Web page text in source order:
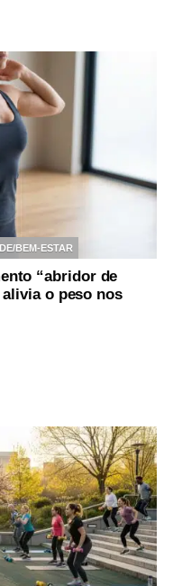
BEM-ESTAR
“abridor de
o peso nos